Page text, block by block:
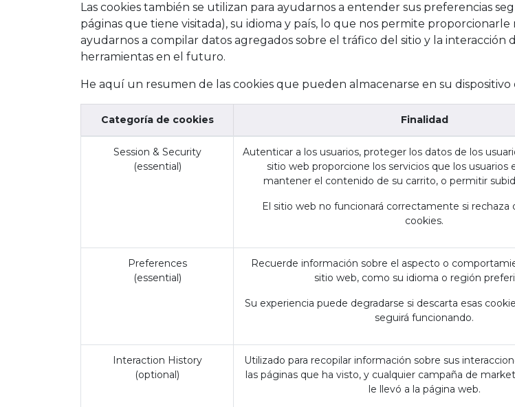
Las cookies también se utilizan para ayudarnos a entender sus preferencias
páginas que tiene visitada), su idioma y país, lo que nos permite proporcionarle
ayudarnos a compilar datos agregados sobre el tráfico del sitio y la
herramientas en el futuro.
He aquí un resumen de las cookies que pueden almacenarse en su
Categoría de cookies Finalidad
Session & Security
(essential)
Autenticar a los usuarios, proteger los datos de los
sitio web proporcione los servicios que los usuarios
mantener el contenido de su carrito, o permitir
El sitio web no funcionará correctamente si rechaza
cookies.
Preferences
(essential)
Recuerde información sobre el aspecto o
sitio web, como su idioma o región
Su experiencia puede degradarse si descarta esas
seguirá funcionando.
Interaction History
(optional)
Utilizado para recopilar información sobre sus
las páginas que ha visto, y cualquier campaña de
le llevó a la página web.